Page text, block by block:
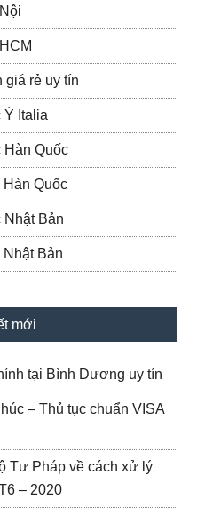
giá rẻ uy tín
Ý Italia
Hàn Quốc
Quốc
Nhật Bản
Bản
mới
tại Bình Dương uy tín
– Thủ tục chuẩn VISA
Tư Pháp về cách xử lý
– 2020